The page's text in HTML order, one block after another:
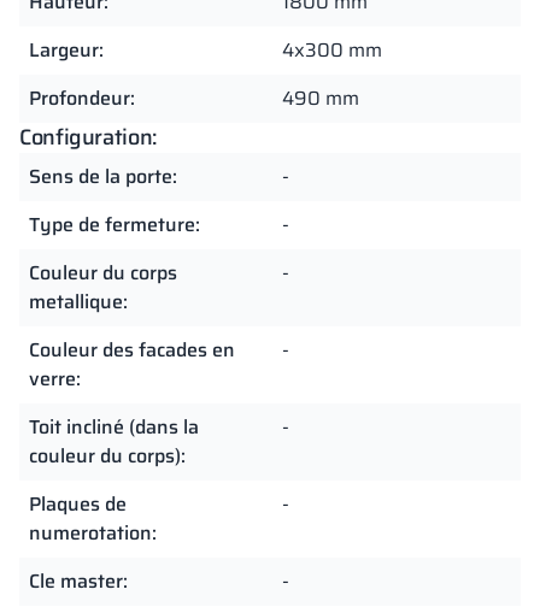
Largeur:
4x300 mm
Profondeur:
490 mm
Configuration:
Sens de la porte:
-
Type de fermeture:
-
Couleur du corps
metallique:
-
Couleur des facades en
verre:
-
Toit incliné (dans la
couleur du corps):
-
Plaques de
numerotation:
-
Cle master:
-